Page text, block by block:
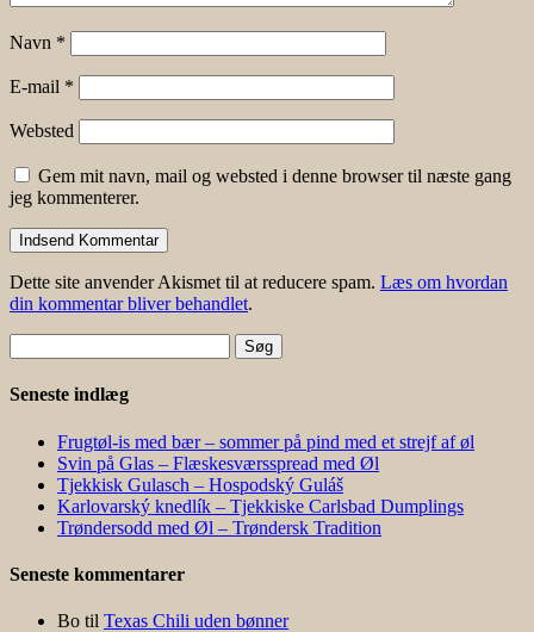
Navn *
E-mail *
Websted
Gem mit navn, mail og websted i denne browser til næste gang
jeg kommenterer.
Dette site anvender Akismet til at reducere spam. Læs om hvordan
din kommentar bliver behandlet.
efter:
Seneste indlæg
Frugtøl-is med bær – sommer på pind med et strejf af øl
Svin på Glas – Flæskesværsspread med Øl
Tjekkisk Gulasch – Hospodský Guláš
Karlovarský knedlík – Tjekkiske Carlsbad Dumplings
Trøndersodd med Øl – Trøndersk Tradition
Seneste kommentarer
Bo til Texas Chili uden bønner